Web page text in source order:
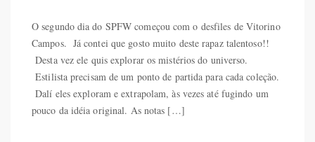
O segundo dia do SPFW começou com o desfiles de Vitorino
Campos. Já contei que gosto muito deste rapaz talentoso!!
Desta vez ele quis explorar os mistérios do universo.
Estilista precisam de um ponto de partida para cada coleção.
Dalí eles exploram e extrapolam, às vezes até fugindo um
pouco da idéia original. As notas […]